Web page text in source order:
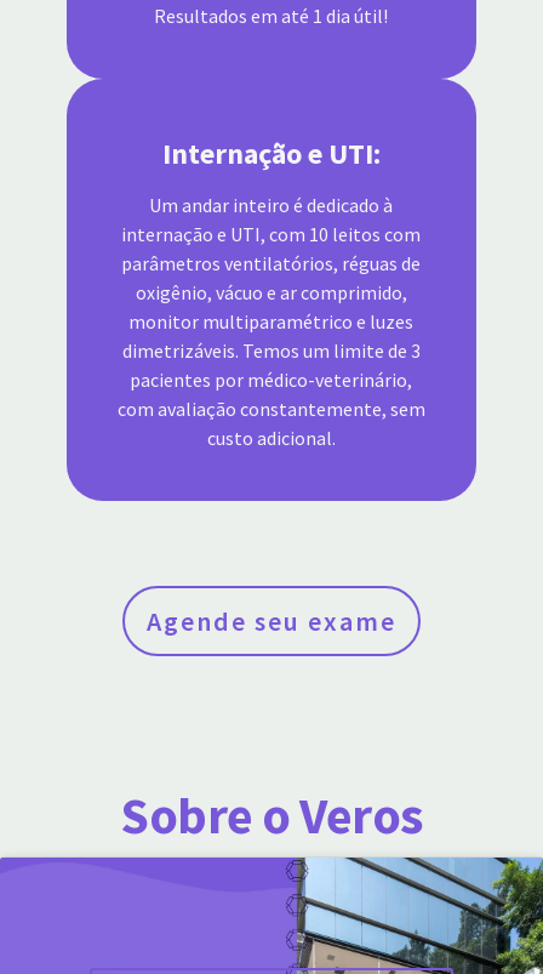
Resultados em até 1 dia útil!
Internação e UTI:
Um andar inteiro é dedicado à
internação e UTI, com 10 leitos com
parâmetros ventilatórios, réguas de
oxigênio, vácuo e ar comprimido,
monitor multiparamétrico e luzes
dimetrizáveis. Temos um limite de 3
pacientes por médico-veterinário,
com avaliação constantemente, sem
custo adicional.
Agende seu exame
Sobre o Veros